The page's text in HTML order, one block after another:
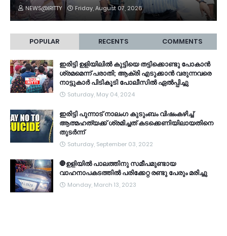
NEWS@IRITTY Friday, August 07, 2026
POPULAR RECENTS COMMENTS
ഇരിട്ടി ഉളിയിലിൽ കുട്ടിയെ തട്ടിക്കൊണ്ടു പോകാൻ
ശ്രമമെന്ന് പരാതി; ആക്രി എടുക്കാൻ വരുന്നവരെ
നാട്ടുകാർ പിടികൂടി പോലീസിൽ ഏൽപ്പിച്ചു
Saturday, May 04, 2024
ഇരിട്ടി പുന്നാട് നാലംഗ കുടുംബം വിഷംകഴിച്ച്‌
ആത്മഹത്യക്ക് ശ്രമിച്ചത് കടക്കെണിയിലായതിനെ
തുടർന്ന്
Saturday, September 03, 2022
🛑ഉളിയിൽ പാലത്തിനു സമീപമുണ്ടായ
വാഹനാപകടത്തിൽ പരിക്കേറ്റ രണ്ടു പേരും മരിച്ചു
Monday, March 13, 2023